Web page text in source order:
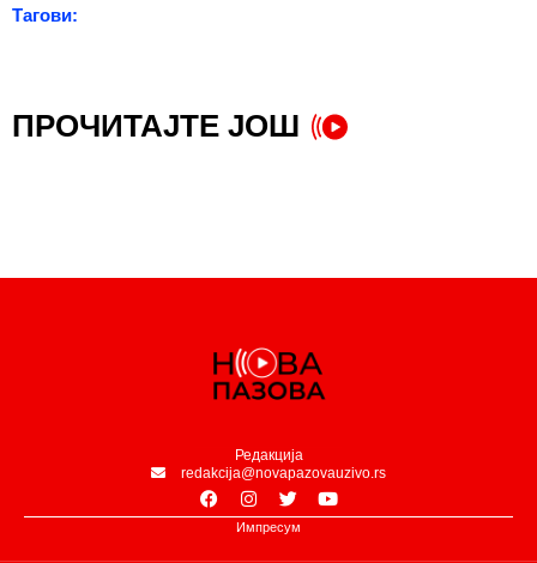
Тагови:
ПРОЧИТАЈТЕ ЈОШ
Редакција
redakcija@novapazovauzivo.rs
Импресум